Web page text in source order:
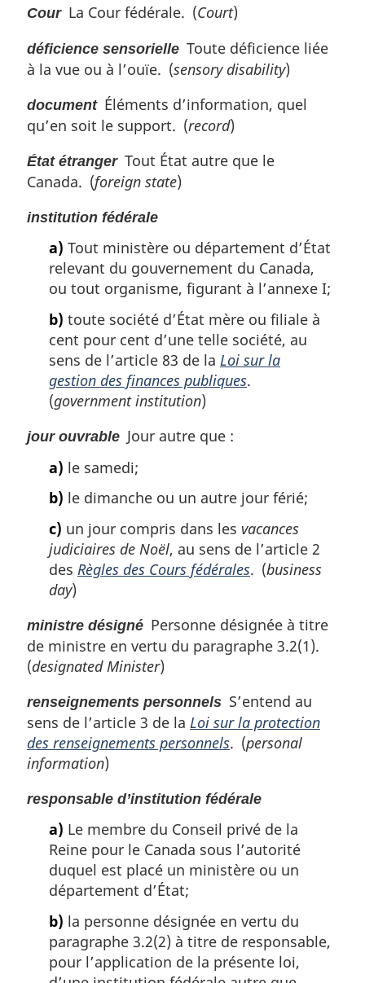
n
l
e
CourLa Cour fédérale. (Court)
déficience sensorielle Toute déficience liée
à la vue ou à l’ouïe. (sensory disability)
documentÉléments d’information, quel
qu’en soit le support. (record)
État étrangerTout État autre que le
Canada. (foreign state)
institution fédérale
a) Tout ministère ou département d’État
relevant du gouvernement du Canada,
ou tout organisme, figurant à l’annexe I;
b) toute société d’État mère ou filiale à
cent pour cent d’une telle société, au
sens de l’article 83 de la Loi sur la
gestion des finances publiques.
(government institution)
jour ouvrable Jour autre que :
a) le samedi;
b) le dimanche ou un autre jour férié;
c) un jour compris dans les vacances
judiciaires de Noël, au sens de l’article 2
des Règles des Cours fédérales. (business
day)
ministre désigné Personne désignée à titre
de ministre en vertu du paragraphe 3.2(1).
(designated Minister)
renseignements personnels S’entend au
sens de l’article 3 de la Loi sur la protection
des renseignements personnels. (personal
information)
responsable d’institution fédérale
a) Le membre du Conseil privé de la
Reine pour le Canada sous l’autorité
duquel est placé un ministère ou un
département d’État;
b) la personne désignée en vertu du
paragraphe 3.2(2) à titre de responsable,
pour l’application de la présente loi,